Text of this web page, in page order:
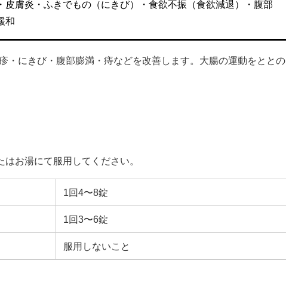
膚炎・ふきでもの（にきび）・食欲不振（食欲減退）・腹部
和
・にきび・腹部膨満・痔などを改善します。大腸の運動をととの
お湯にて服用してください。
1回4〜8錠
1回3〜6錠
服用しないこと